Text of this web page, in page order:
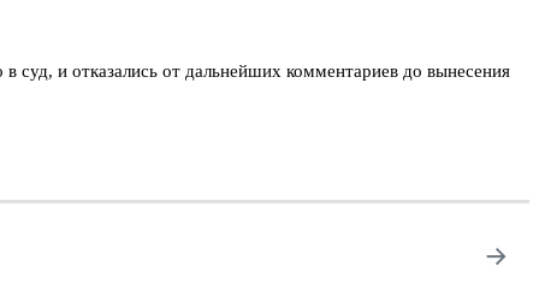
суд, и отказались от дальнейших комментариев до вынесения
→